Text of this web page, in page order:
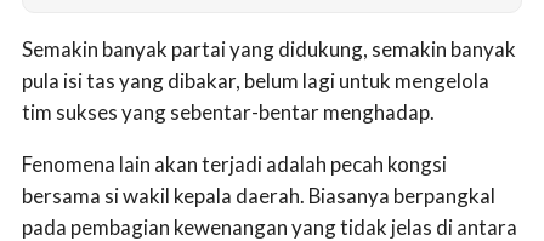
Semakin banyak partai yang didukung, semakin banyak
pula isi tas yang dibakar, belum lagi untuk mengelola
tim sukses yang sebentar-bentar menghadap.
Fenomena lain akan terjadi adalah pecah kongsi
bersama si wakil kepala daerah. Biasanya berpangkal
pada pembagian kewenangan yang tidak jelas di antara